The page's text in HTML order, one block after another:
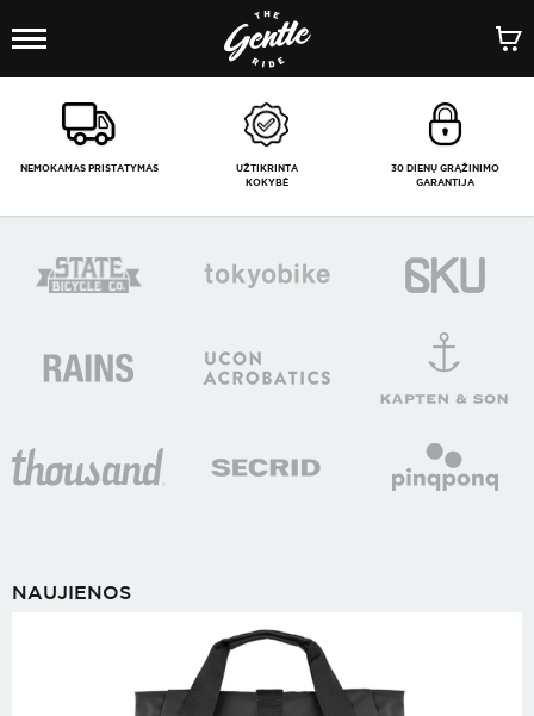
1/-
NEMOKAMAS PRISTATYMAS
UŽTIKRINTA
KOKYBĖ
30 DIENŲ GRĄŽINIMO
GARANTIJA
NAUJIENOS